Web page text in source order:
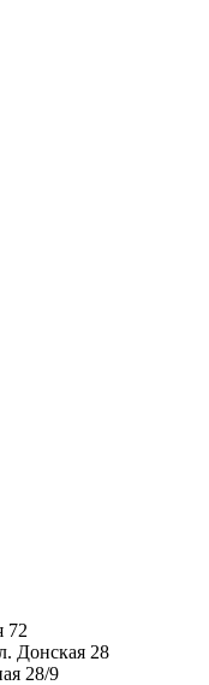
72
Донская 28
28/9